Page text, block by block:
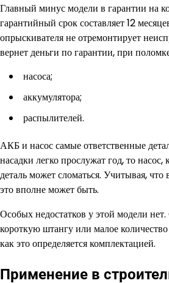
Главный минус модели в гарантии на
гарантийный срок составляет 12
опрыскивателя не отремонтирует
вернет деньги по гарантии, при
насоса;
аккумулятора;
распылителей.
АКБ и насос самые ответственные
насадки легко прослужат год, то
деталь может сломаться. Учитывая, что
это вполне может быть.
Особых недостатков у этой модели
короткую штангу или малое количество
как это определяется комплектацией.
Применение в